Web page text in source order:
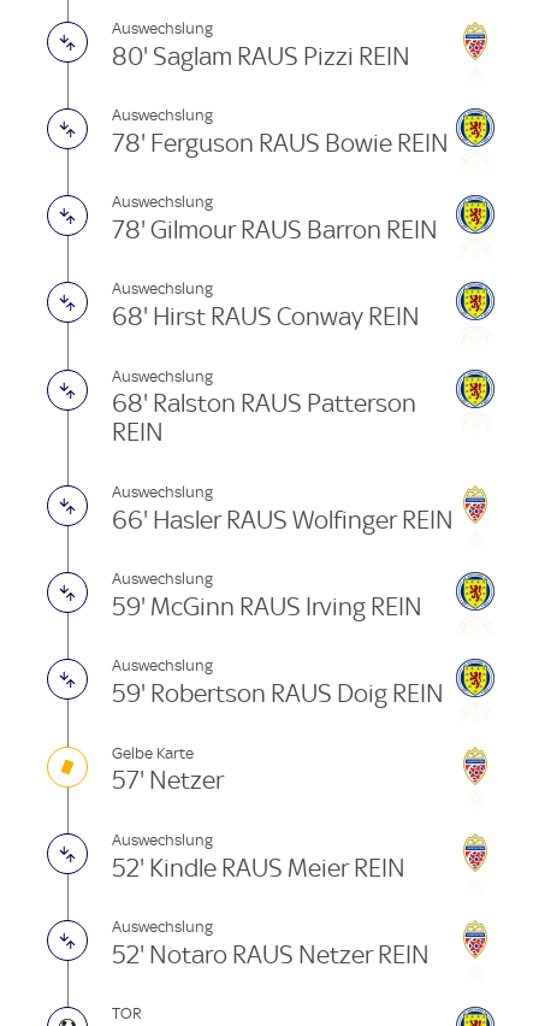
Auswechslung
80' Saglam RAUS Pizzi REIN
Auswechslung
78' Ferguson RAUS Bowie REIN
Auswechslung
78' Gilmour RAUS Barron REIN
Auswechslung
68' Hirst RAUS Conway REIN
Auswechslung
68' Ralston RAUS Patterson
REIN
Auswechslung
66' Hasler RAUS Wolfinger REIN
Auswechslung
59' McGinn RAUS Irving REIN
Auswechslung
59' Robertson RAUS Doig REIN
Gelbe Karte
57' Netzer
Auswechslung
52' Kindle RAUS Meier REIN
Auswechslung
52' Notaro RAUS Netzer REIN
TOR